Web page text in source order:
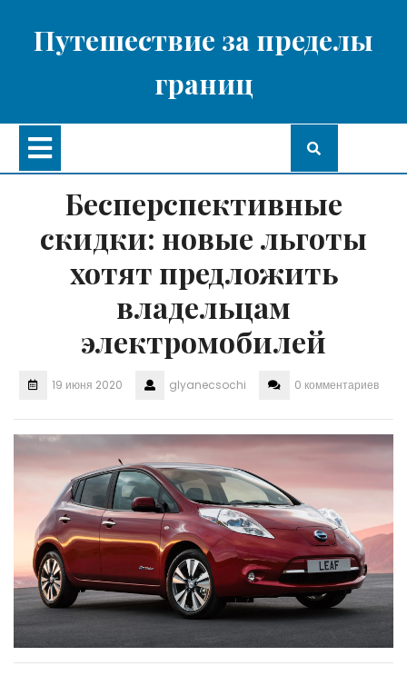
содержимому
Путешествие за пределы
границ
Открыть
Бесперспективные
скидки: новые льготы
хотят предложить
владельцам
электромобилей
19 июня 2020 glyanecsochi 0 комментариев